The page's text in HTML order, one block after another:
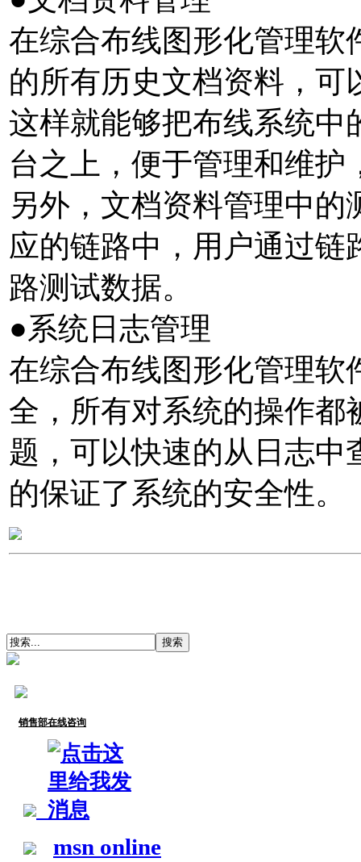
在综合布线图形化管理软
的所有历史文档资料，可
这样就能够把布线系统中
台之上，便于管理和维
另外，文档资料管理中
应的链路中，用户通过链
路测试数据。
●系统日志管理
在综合布线图形化管理软
全，所有对系统的操作都
题，可以快速的从日志中
的保证了系统的安全性。
销售部在线咨询
msn online